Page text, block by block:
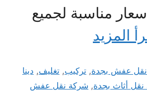
مناسبة لجميع
المزيد
عفش بجدة,تركيب,تغليف, دينا
أثاث بجدة, شركة نقل عفش